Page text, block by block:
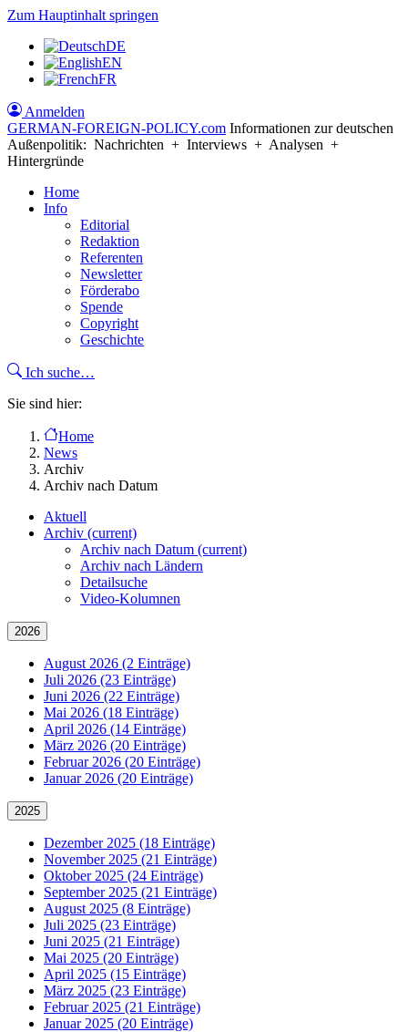
Zum Hauptinhalt springen
DE
EN
FR
Anmelden
GERMAN-FOREIGN-POLICY.com Informationen zur deutschen
Außenpolitik: Nachrichten + Interviews + Analysen +
Hintergründe
Home
Info
Editorial
Redaktion
Referenten
Newsletter
Förderabo
Spende
Copyright
Geschichte
Ich suche…
Sie sind hier:
Home
News
Archiv
Archiv nach Datum
Aktuell
Archiv (current)
Archiv nach Datum (current)
Archiv nach Ländern
Detailsuche
Video-Kolumnen
2026
August 2026 (2 Einträge)
Juli 2026 (23 Einträge)
Juni 2026 (22 Einträge)
Mai 2026 (18 Einträge)
April 2026 (14 Einträge)
März 2026 (20 Einträge)
Februar 2026 (20 Einträge)
Januar 2026 (20 Einträge)
2025
Dezember 2025 (18 Einträge)
November 2025 (21 Einträge)
Oktober 2025 (24 Einträge)
September 2025 (21 Einträge)
August 2025 (8 Einträge)
Juli 2025 (23 Einträge)
Juni 2025 (21 Einträge)
Mai 2025 (20 Einträge)
April 2025 (15 Einträge)
März 2025 (23 Einträge)
Februar 2025 (21 Einträge)
Januar 2025 (20 Einträge)